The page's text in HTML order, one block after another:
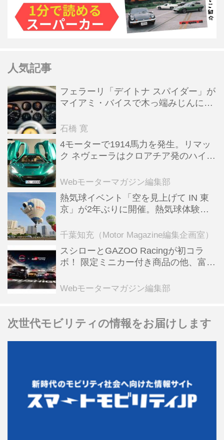
人気記事
フェラーリ「デイトナ スパイダー」が
マイアミ・バイスで木っ端みじんにな
石橋 寛
4モーターで1914馬力を発生。リマッ
ク ネヴェーラはクロアチア発のハイパ
全版／115】
Webモーターマガジン編集部
熱気球イベント「空を見上げて IN 東
京」が2年ぶりに開催。熱気球体験搭
ンテンツも
千葉知充（Motor Magazine編集企画室）
スシローとGAZOO Racingが初コラ
ボ！ 限定ミニカー付き商品の他、富士
る抽選企画などを展開
Webモーターマガジン編集部
次世代モビリティの情報をお届けします